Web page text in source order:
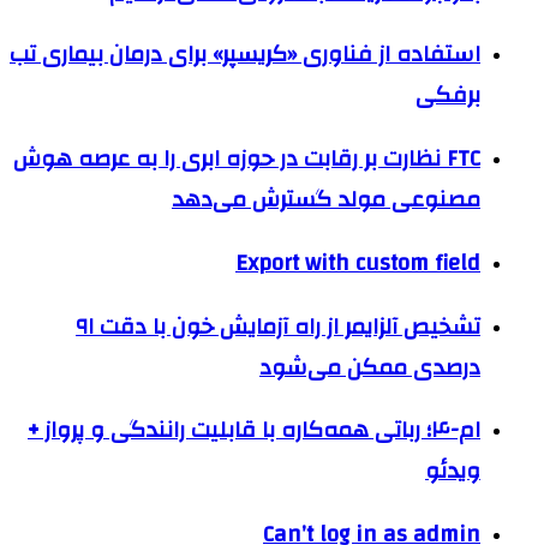
استفاده از فناوری «کریسپر» برای درمان بیماری تب
برفکی
FTC نظارت بر رقابت در حوزه ابری را به عرصه هوش
مصنوعی مولد گسترش می‌دهد
Export with custom field
تشخیص آلزایمر از راه آزمایش خون با دقت ۹۱
درصدی ممکن می‌شود
ام-۴؛ رباتی همه‌کاره با قابلیت رانندگی و پرواز +
ویدئو
Can’t log in as admin